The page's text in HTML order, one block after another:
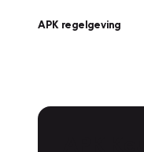
APK regelgeving